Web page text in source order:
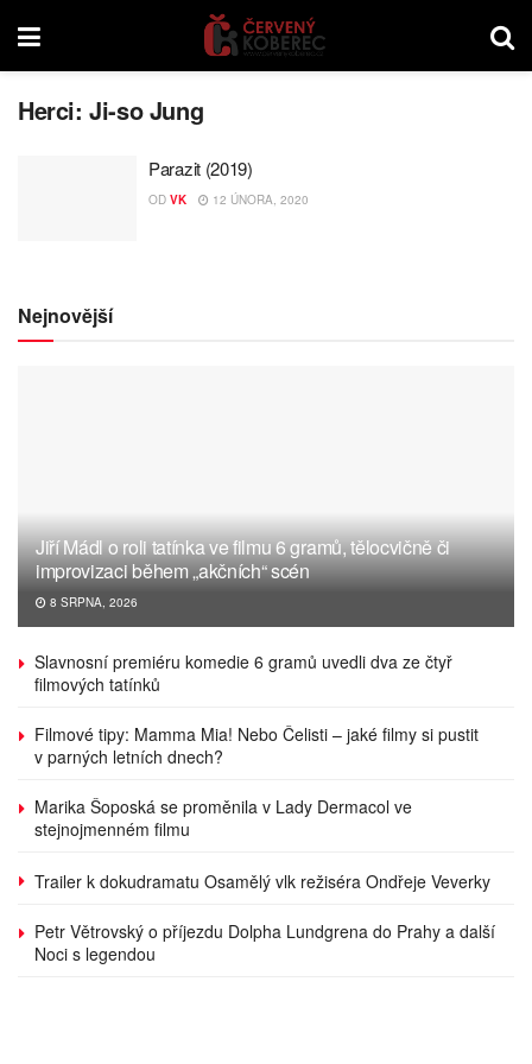
Herci:Ji-so Jung
Parazit (2019)
OD VK 12 ÚNORA, 2020
Nejnovější
Jiří Mádl o roli tatínka ve filmu 6 gramů, tělocvičně či
improvizaci během „akčních“ scén
8 SRPNA, 2026
Slavnosní premiéru komedie 6 gramů uvedli dva ze čtyř
filmových tatínků
Filmové tipy: Mamma Mia! Nebo Čelisti – jaké filmy si pustit
v parných letních dnech?
Marika Šoposká se proměnila v Lady Dermacol ve
stejnojmenném filmu
Trailer k dokudramatu Osamělý vlk režiséra Ondřeje Veverky
Petr Větrovský o příjezdu Dolpha Lundgrena do Prahy a další
Noci s legendou